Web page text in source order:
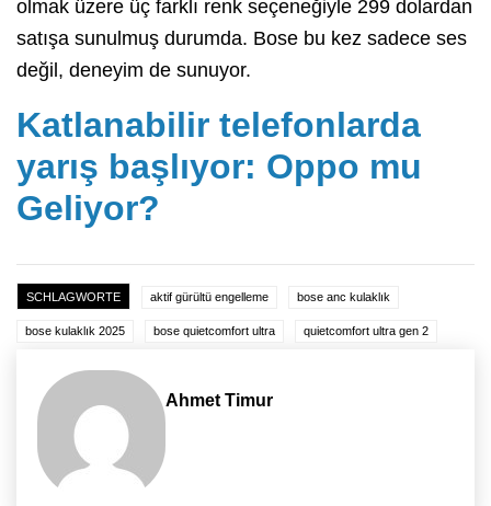
olmak üzere üç farklı renk seçeneğiyle 299 dolardan
satışa sunulmuş durumda. Bose bu kez sadece ses
değil, deneyim de sunuyor.
Katlanabilir telefonlarda
yarış başlıyor: Oppo mu
Geliyor?
SCHLAGWORTE aktif gürültü engelleme bose anc kulaklık
bose kulaklık 2025 bose quietcomfort ultra quietcomfort ultra gen 2
Ahmet Timur